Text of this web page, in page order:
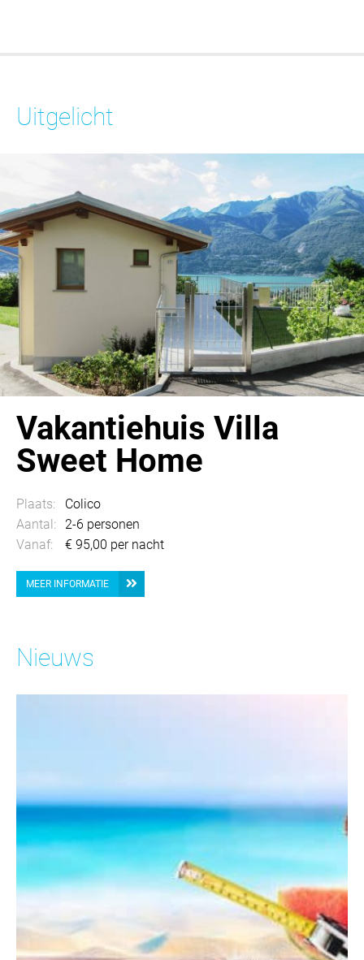
Uitgelicht
Vakantiehuis Villa
Sweet Home
Plaats:
Colico
Aantal:
2-6 personen
Vanaf:
€ 95,00 per nacht
MEER INFORMATIE
Nieuws